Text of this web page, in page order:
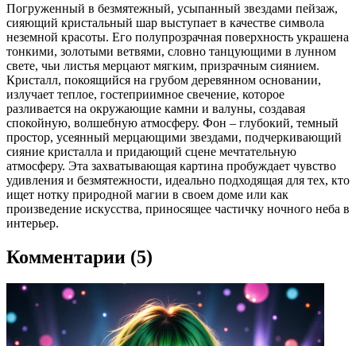
Погруженный в безмятежный, усыпанный звездами пейзаж,
сияющий кристальный шар выступает в качестве символа
неземной красоты. Его полупрозрачная поверхность украшена
тонкими, золотыми ветвями, словно танцующими в лунном
свете, чьи листья мерцают мягким, призрачным сиянием.
Кристалл, покоящийся на грубом деревянном основании,
излучает теплое, гостеприимное свечение, которое
разливается на окружающие камни и валуны, создавая
спокойную, волшебную атмосферу. Фон – глубокий, темный
простор, усеянный мерцающими звездами, подчеркивающий
сияние кристалла и придающий сцене мечтательную
атмосферу. Эта захватывающая картина пробуждает чувство
удивления и безмятежности, идеально подходящая для тех, кто
ищет нотку природной магии в своем доме или как
произведение искусства, приносящее частичку ночного неба в
интерьер.
Комментарии (5)